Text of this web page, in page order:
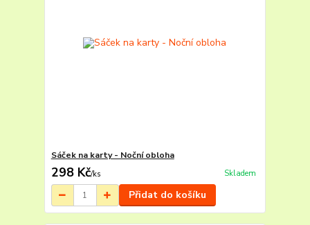
Sáček na karty - Noční obloha
298 Kč/ks Skladem
Přidat do košíku